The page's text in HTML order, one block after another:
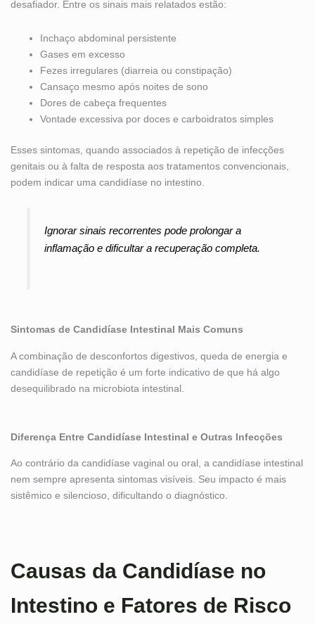
desafiador. Entre os sinais mais relatados estão:
Inchaço abdominal persistente
Gases em excesso
Fezes irregulares (diarreia ou constipação)
Cansaço mesmo após noites de sono
Dores de cabeça frequentes
Vontade excessiva por doces e carboidratos simples
Esses sintomas, quando associados à repetição de infecções
genitais ou à falta de resposta aos tratamentos convencionais,
podem indicar uma candidíase no intestino.
Ignorar sinais recorrentes pode prolongar a
inflamação e dificultar a recuperação completa.
Sintomas de Candidíase Intestinal Mais Comuns
A combinação de desconfortos digestivos, queda de energia e
candidíase de repetição é um forte indicativo de que há algo
desequilibrado na microbiota intestinal.
Diferença Entre Candidíase Intestinal e Outras Infecções
Ao contrário da candidíase vaginal ou oral, a candidíase intestinal
nem sempre apresenta sintomas visíveis. Seu impacto é mais
sistêmico e silencioso, dificultando o diagnóstico.
Causas da Candidíase no
Intestino e Fatores de Risco